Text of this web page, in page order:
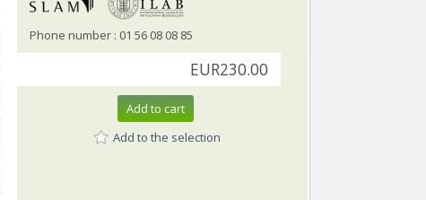
Phone number : 01 56 08 08 85
EUR230.00
Add to cart
Add to the selection